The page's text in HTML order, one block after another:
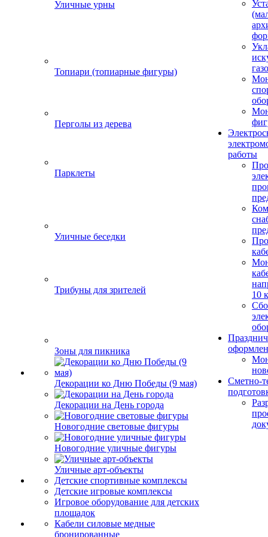
Уличные урны
Топиари (топиарные фигуры)
Перголы из дерева
Парклеты
Уличные беседки
Трибуны для зрителей
Зоны для пикника
Декорации ко Дню Победы (9 мая)
Декорации на День города
Новогодние световые фигуры
Новогодние уличные фигуры
Уличные арт-объекты
Детские спортивные комплексы
Детские игровые комплексы
Игровое оборудование для детских
площадок
Кабели силовые медные
бронированные
работы
10
Сметно-